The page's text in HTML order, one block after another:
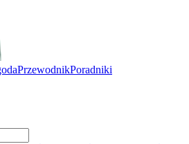
PrzewodnikPoradniki